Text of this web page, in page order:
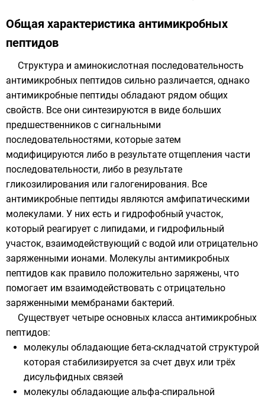
Общая характеристика антимикробных
пептидов
Структура и аминокислотная последовательность
антимикробных пептидов сильно различается, однако
антимикробные пептиды обладают рядом общих
свойств. Все они синтезируются в виде больших
предшественников с сигнальными
последовательностями, которые затем
модифицируются либо в результате отщепления части
последовательности, либо в результате
гликозилирования или галогенирования. Все
антимикробные пептиды являются амфипатическими
молекулами. У них есть и гидрофобный участок,
который реагирует с липидами, и гидрофильный
участок, взаимодействующий с водой или отрицательно
заряженными ионами. Молекулы антимикробных
пептидов как правило положительно заряжены, что
помогает им взаимодействовать с отрицательно
заряженными мембранами бактерий.
Существует четыре основных класса антимикробных
пептидов:
молекулы обладающие бета-складчатой структурой
которая стабилизируется за счет двух или трёх
дисульфидных связей
молекулы обладающие альфа-спиральной